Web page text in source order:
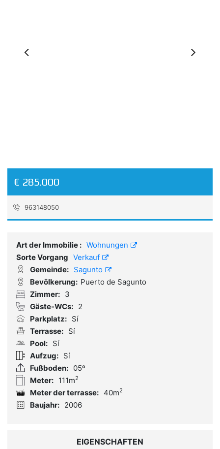
€ 285.000
963148050
Art der Immobilie : Wohnungen
Sorte Vorgang Verkauf
Gemeinde: Sagunto
Bevölkerung: Puerto de Sagunto
Zimmer: 3
Gäste-WCs: 2
Parkplatz: Sí
Terrasse: Sí
Pool: Sí
Aufzug: Sí
Fußboden: 05º
Meter: 111m2
Meter der terrasse: 40m2
Baujahr: 2006
EIGENSCHAFTEN